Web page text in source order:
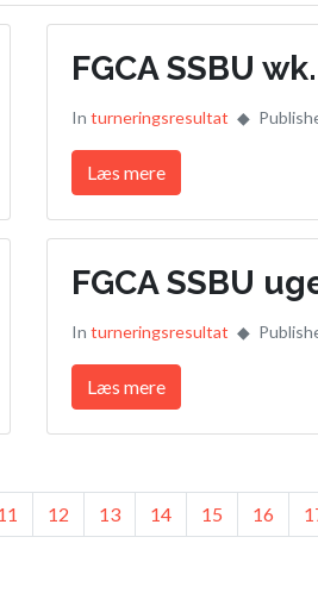
FGCA SSBU
In turneringsresultat
Læs mere
FGCA SSBU
In turneringsresultat
Læs mere
12 13 14 15 16